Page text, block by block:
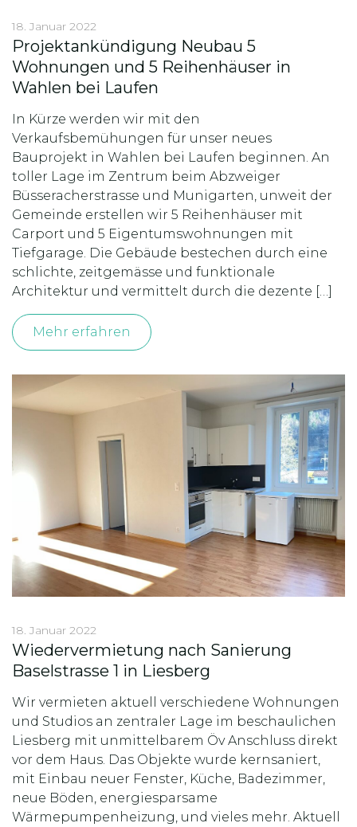
18. Januar 2022
Projektankündigung Neubau 5
Wohnungen und 5 Reihenhäuser in
Wahlen bei Laufen
In Kürze werden wir mit den
Verkaufsbemühungen für unser neues
Bauprojekt in Wahlen bei Laufen beginnen. An
toller Lage im Zentrum beim Abzweiger
Büsseracherstrasse und Munigarten, unweit der
Gemeinde erstellen wir 5 Reihenhäuser mit
Carport und 5 Eigentumswohnungen mit
Tiefgarage. Die Gebäude bestechen durch eine
schlichte, zeitgemässe und funktionale
Architektur und vermittelt durch die dezente […]
Mehr erfahren
18. Januar 2022
Wiedervermietung nach Sanierung
Baselstrasse 1 in Liesberg
Wir vermieten aktuell verschiedene Wohnungen
und Studios an zentraler Lage im beschaulichen
Liesberg mit unmittelbarem Öv Anschluss direkt
vor dem Haus. Das Objekte wurde kernsaniert,
mit Einbau neuer Fenster, Küche, Badezimmer,
neue Böden, energiesparsame
Wärmepumpenheizung, und vieles mehr. Aktuell